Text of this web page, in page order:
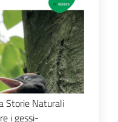
Storie Naturali
i gessi-